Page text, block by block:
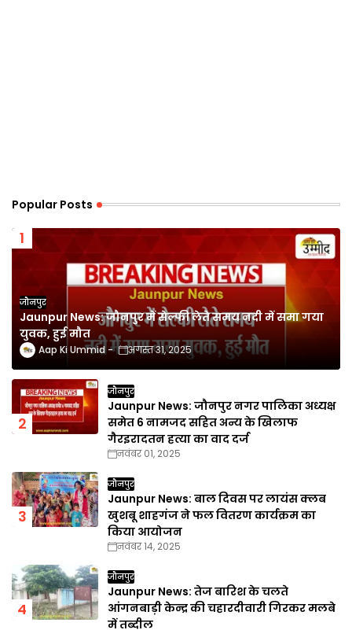
Popular Posts
जौनपुर
Jaunpur News: जौनपुर में सेल्फी लेते समय नदी में समा गया
युवक, हुई मौत
Aap Ki Ummid अगस्त 31, 2025
जौनपुर
Jaunpur News: जौनपुर नगर पालिका अध्यक्ष
समेत 6 नामजद सहित अन्य के खिलाफ
गैरइरादतन हत्या का वाद दर्ज
नवंबर 01, 2025
जौनपुर
Jaunpur News: बाल दिवस पर लायंस क्लब
खुशबू शाहगंज ने फल वितरण कार्यक्रम का
किया आयोजन
नवंबर 14, 2025
जौनपुर
Jaunpur News: तेज बारिश के चलते
आंगनबाड़ी केन्द्र की चहारदीवारी गिरकर मलबे
में तब्दील